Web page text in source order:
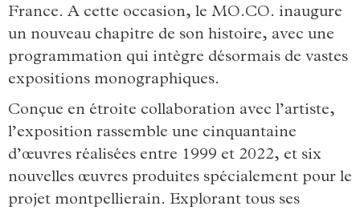
France. A cette occasion, le MO.CO. inaugure
un nouveau chapitre de son histoire, avec une
programmation qui intègre désormais de vastes
expositions monographiques.
Conçue en étroite collaboration avec l’artiste,
l’exposition rassemble une cinquantaine
d’œuvres réalisées entre 1999 et 2022, et six
nouvelles œuvres produites spécialement pour le
projet montpellierain. Explorant tous ses